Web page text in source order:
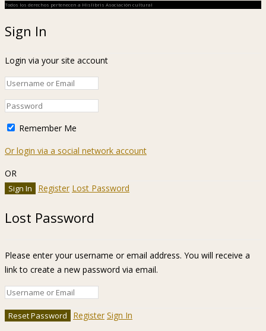
Todos los derechos pertenecen a Hislibris Asociación cultural
Sign In
Login via your site account
Remember Me
Or login via a social network account
OR
Register Lost Password
Lost Password
Please enter your username or email address. You will receive a
link to create a new password via email.
Register Sign In